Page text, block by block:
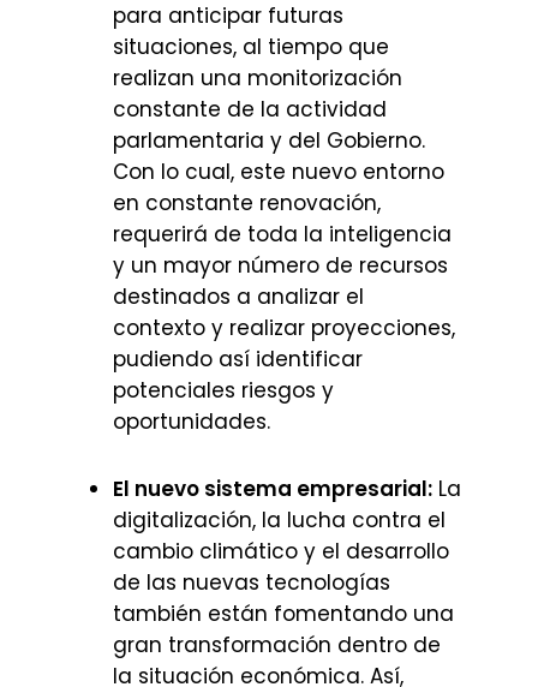
para anticipar futuras
situaciones, al tiempo que
realizan una monitorización
constante de la actividad
parlamentaria y del Gobierno.
Con lo cual, este nuevo entorno
en constante renovación,
requerirá de toda la inteligencia
y un mayor número de recursos
destinados a analizar el
contexto y realizar proyecciones,
pudiendo así identificar
potenciales riesgos y
oportunidades.
El nuevo sistema empresarial: La
digitalización, la lucha contra el
cambio climático y el desarrollo
de las nuevas tecnologías
también están fomentando una
gran transformación dentro de
la situación económica. Así,